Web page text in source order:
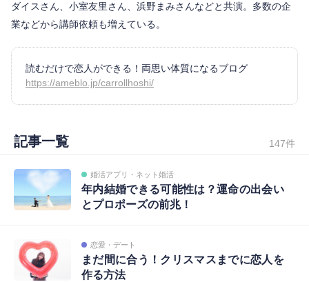
ダイスさん、小室友里さん、浜野まみさんなどと共演。多数の企
業などから講師依頼も増えている。
読むだけで恋人ができる！両思い体質になるブログ
https://ameblo.jp/carrollhoshi/
記事一覧 147件
婚活アプリ・ネット婚活
年内結婚できる可能性は？運命の出会い
とプロポーズの前兆！
恋愛・デート
まだ間に合う！クリスマスまでに恋人を
作る方法